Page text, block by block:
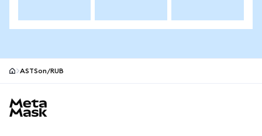
ASTSon/RUB